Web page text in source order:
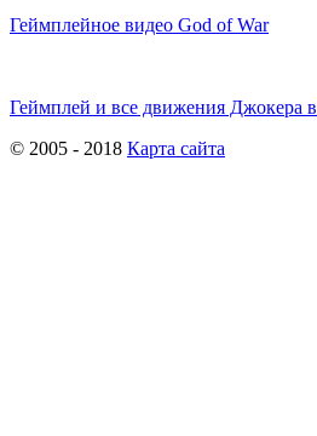
Геймплейное видео God of War
Геймплей и все движения Джокера
© 2005 - 2018 Карта сайта